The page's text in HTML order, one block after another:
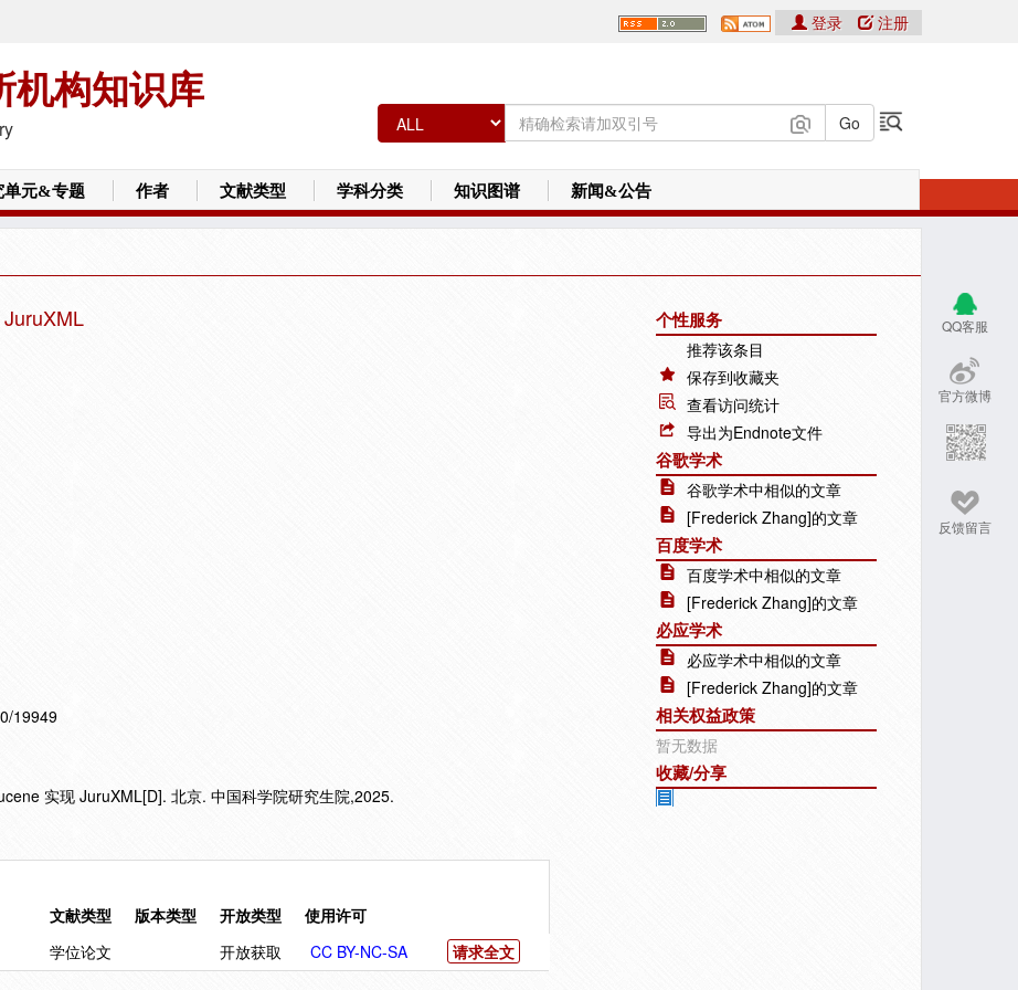
机构知识库
登录 注册
单元&专题 作者 文献类型 学科分类 知识图谱 新闻&公告
QQ客服
官方微博
反馈留言
19949
实现 JuruXML[D]. 北京. 中国科学院研究生院,2025.
文献类型 版本类型 开放类型
使用许可
学位论文 开放获取 CC BY-NC-SA 请求全文
个性服务
推荐该条目
保存到收藏夹
查看访问统计
导出为Endnote文件
谷歌学术
谷歌学术中相似的文章
[Frederick Zhang]的文章
百度学术
百度学术中相似的文章
[Frederick Zhang]的文章
必应学术
必应学术中相似的文章
[Frederick Zhang]的文章
相关权益政策
暂无数据
收藏/分享